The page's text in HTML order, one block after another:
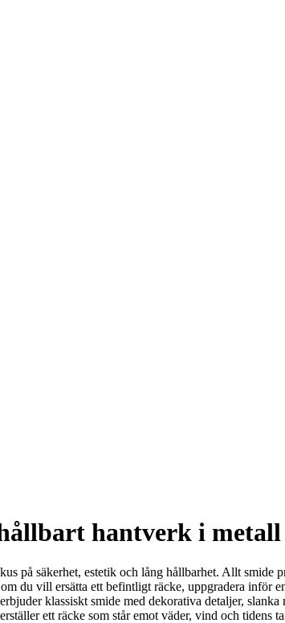
hantverk i
säkerhet, estetik och lång hållbarhet. Allt smide
du vill ersätta ett befintligt räcke, uppgradera inför
klassiskt smide med dekorativa detaljer,
ett räcke som står emot väder, vind och tidens